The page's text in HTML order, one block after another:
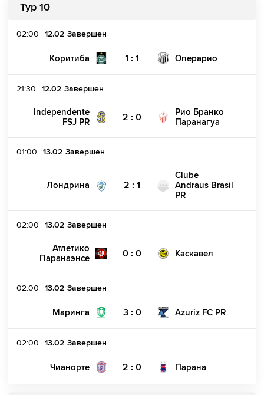
Тур 10
02:00 12.02 Завершен
Коритиба 1 : 1 Операрио
21:30 12.02 Завершен
Independente
FSJ PR
2 : 0
Рио Бранко
Паранагуа
01:00 13.02 Завершен
Лондрина 2 : 1
Clube
Andraus Brasil
PR
02:00 13.02 Завершен
Атлетико
Паранаэнсе
0 : 0 Каскавел
02:00 13.02 Завершен
Маринга 3 : 0 Azuriz FC PR
02:00 13.02 Завершен
Чианорте 2 : 0 Парана